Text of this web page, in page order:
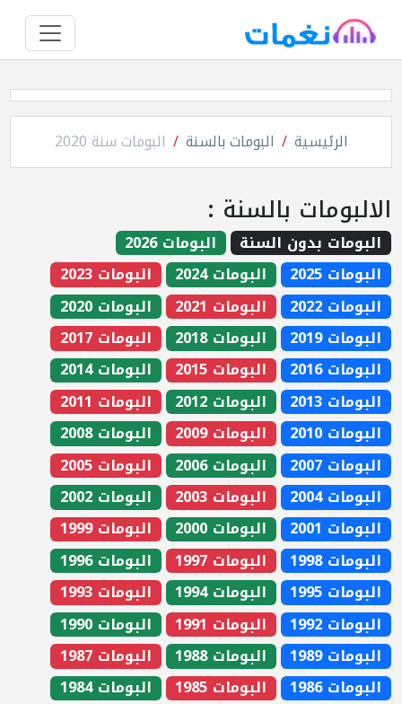
الرئيسية البومات بالسنة البومات سنة 2020
الالبومات بالسنة :
البومات بدون السنة
البومات 2026
البومات 2025
البومات 2024
البومات 2023
البومات 2022
البومات 2021
البومات 2020
البومات 2019
البومات 2018
البومات 2017
البومات 2016
البومات 2015
البومات 2014
البومات 2013
البومات 2012
البومات 2011
البومات 2010
البومات 2009
البومات 2008
البومات 2007
البومات 2006
البومات 2005
البومات 2004
البومات 2003
البومات 2002
البومات 2001
البومات 2000
البومات 1999
البومات 1998
البومات 1997
البومات 1996
البومات 1995
البومات 1994
البومات 1993
البومات 1992
البومات 1991
البومات 1990
البومات 1989
البومات 1988
البومات 1987
البومات 1986
البومات 1985
البومات 1984